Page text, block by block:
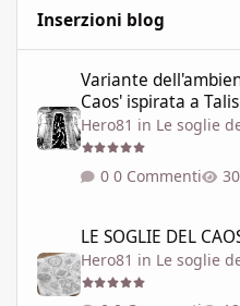
Inserzioni blog
Variante
Caos' ispirata a
Hero81 in Le soglie
0 Commenti
LE SOGLIE DEL
Hero81 in Le soglie